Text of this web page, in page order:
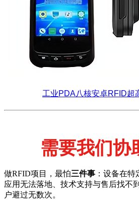
工业PDA八核安卓RFID超
需要我们协
做RFID项目，最怕三件事 ：设备在
应用无法落地、技术支持与售后找不
户避过无数次。